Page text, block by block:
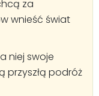
za
wnieść świat
niej swoje
przyszłą podróż